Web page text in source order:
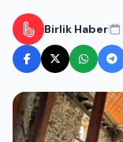
Birlik Haber|